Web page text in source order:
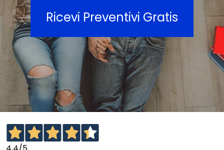
Ricevi Preventivi Gratis